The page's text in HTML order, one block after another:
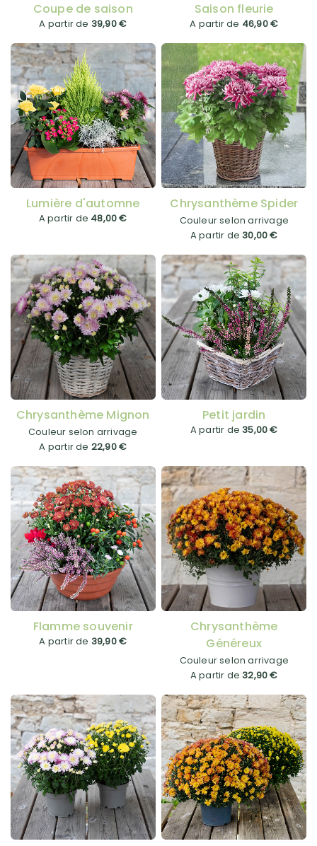
Coupe de saison
A partir de 39,90 €
Saison fleurie
A partir de 46,90 €
Lumière d'automne
A partir de 48,00 €
Chrysanthème Spider
Couleur selon arrivage
A partir de30,00 €
Chrysanthème Mignon
Couleur selon arrivage
A partir de 22,90 €
Petit jardin
A partir de35,00 €
Flamme souvenir
A partir de 39,90 €
Chrysanthème
Généreux
Couleur selon arrivage
A partir de32,90 €